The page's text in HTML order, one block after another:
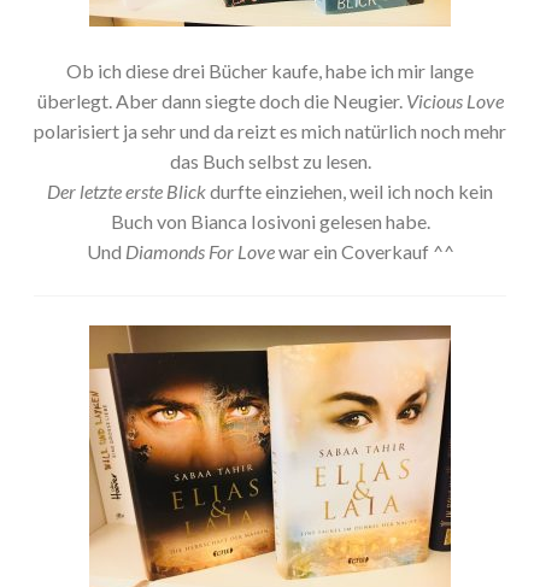
Ob ich diese drei Bücher kaufe, habe ich mir lange
überlegt. Aber dann siegte doch die Neugier. Vicious Love
polarisiert ja sehr und da reizt es mich natürlich noch mehr
das Buch selbst zu lesen.
Der letzte erste Blickdurfte einziehen, weil ich noch kein
Buch von Bianca Iosivoni gelesen habe.
Und Diamonds For Lovewar ein Coverkauf ^^